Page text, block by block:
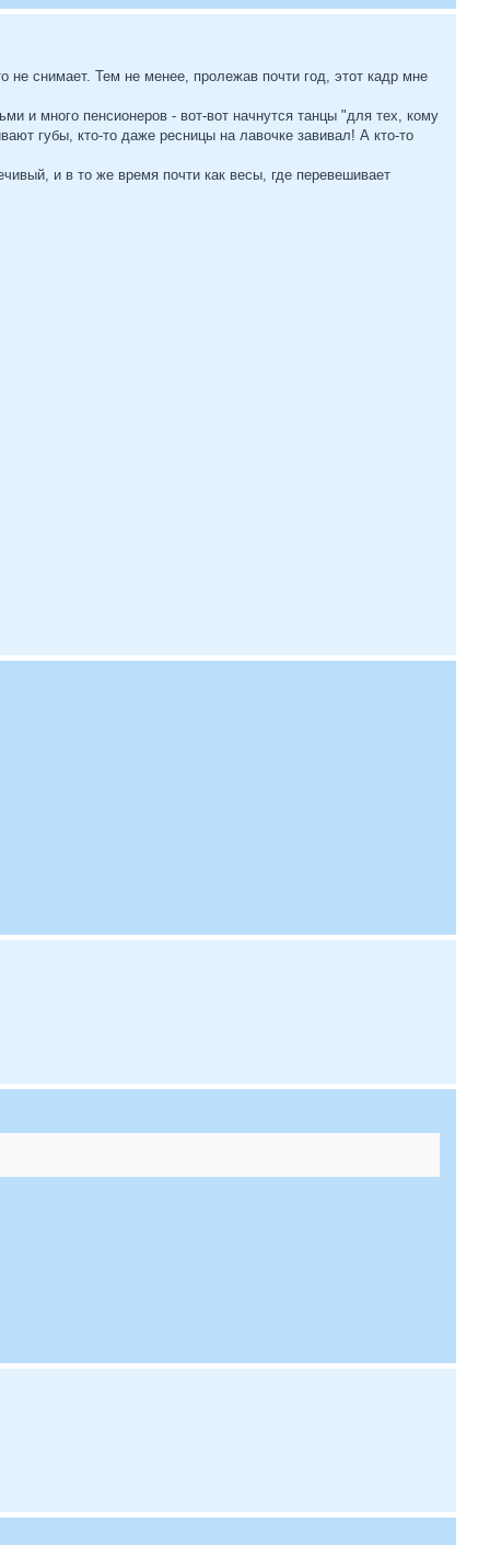
снимает. Тем не менее, пролежав почти год, этот кадр мне
и много пенсионеров - вот-вот начнутся танцы "для тех, кому
губы, кто-то даже ресницы на лавочке завивал! А кто-то
и в то же время почти как весы, где перевешивает